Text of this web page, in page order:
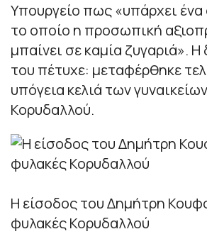
Υπουργείο πως «υπάρχει
το οποίο η προσωπική
μπαίνει σε καμία ζυγαριά». Η
του πέτυχε: μεταφέρθηκε
υπόγεια κελιά των
Κορυδαλλού.
Η είσοδος του Δημήτρη
φυλακές Κορυδαλλού